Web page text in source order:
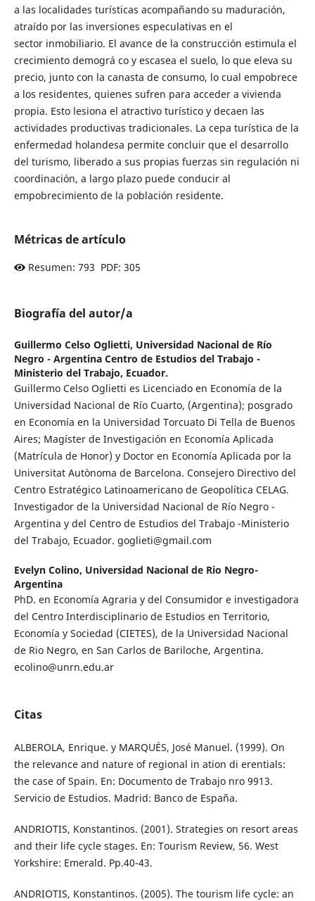
a las localidades turísticas acompañando su maduración,
atraído por las inversiones especulativas en el
sector inmobiliario. El avance de la construcción estimula el
crecimiento demográ co y escasea el suelo, lo que eleva su
precio, junto con la canasta de consumo, lo cual empobrece
a los residentes, quienes sufren para acceder a vivienda
propia. Esto lesiona el atractivo turístico y decaen las
actividades productivas tradicionales. La cepa turística de la
enfermedad holandesa permite concluir que el desarrollo
del turismo, liberado a sus propias fuerzas sin regulación ni
coordinación, a largo plazo puede conducir al
empobrecimiento de la población residente.
Métricas de artículo
Resumen: 793 PDF: 305
Biografía del autor/a
Guillermo Celso Oglietti, Universidad Nacional de Río
Negro - Argentina Centro de Estudios del Trabajo -
Ministerio del Trabajo, Ecuador.
Guillermo Celso Oglietti es Licenciado en Economía de la
Universidad Nacional de Río Cuarto, (Argentina); posgrado
en Economía en la Universidad Torcuato Di Tella de Buenos
Aires; Magíster de Investigación en Economía Aplicada
(Matrícula de Honor) y Doctor en Economía Aplicada por la
Universitat Autònoma de Barcelona. Consejero Directivo del
Centro Estratégico Latinoamericano de Geopolítica CELAG.
Investigador de la Universidad Nacional de Río Negro -
Argentina y del Centro de Estudios del Trabajo -Ministerio
del Trabajo, Ecuador. goglieti@gmail.com
Evelyn Colino, Universidad Nacional de Rio Negro-
Argentina
PhD. en Economía Agraria y del Consumidor e investigadora
del Centro Interdisciplinario de Estudios en Territorio,
Economía y Sociedad (CIETES), de la Universidad Nacional
de Rio Negro, en San Carlos de Bariloche, Argentina.
ecolino@unrn.edu.ar
Citas
ALBEROLA, Enrique. y MARQUÉS, José Manuel. (1999). On
the relevance and nature of regional in ation di erentials:
the case of Spain. En: Documento de Trabajo nro 9913.
Servicio de Estudios. Madrid: Banco de España.
ANDRIOTIS, Konstantinos. (2001). Strategies on resort areas
and their life cycle stages. En: Tourism Review, 56. West
Yorkshire: Emerald. Pp.40-43.
ANDRIOTIS, Konstantinos. (2005). The tourism life cycle: an